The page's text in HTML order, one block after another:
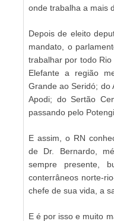
onde trabalha a mais
Depois de eleito
mandato, o
trabalhar por todo
Elefante a região
Grande ao Seridó; do
Apodi; do Sertão
passando pelo
E assim, o RN
de Dr. Bernardo,
sempre presente,
conterrâneos norte-
chefe de sua vida, a
E é por isso e muito